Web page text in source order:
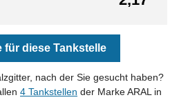
für diese Tankstelle
nach der Sie gesucht haben?
4 Tankstellen der Marke ARAL in